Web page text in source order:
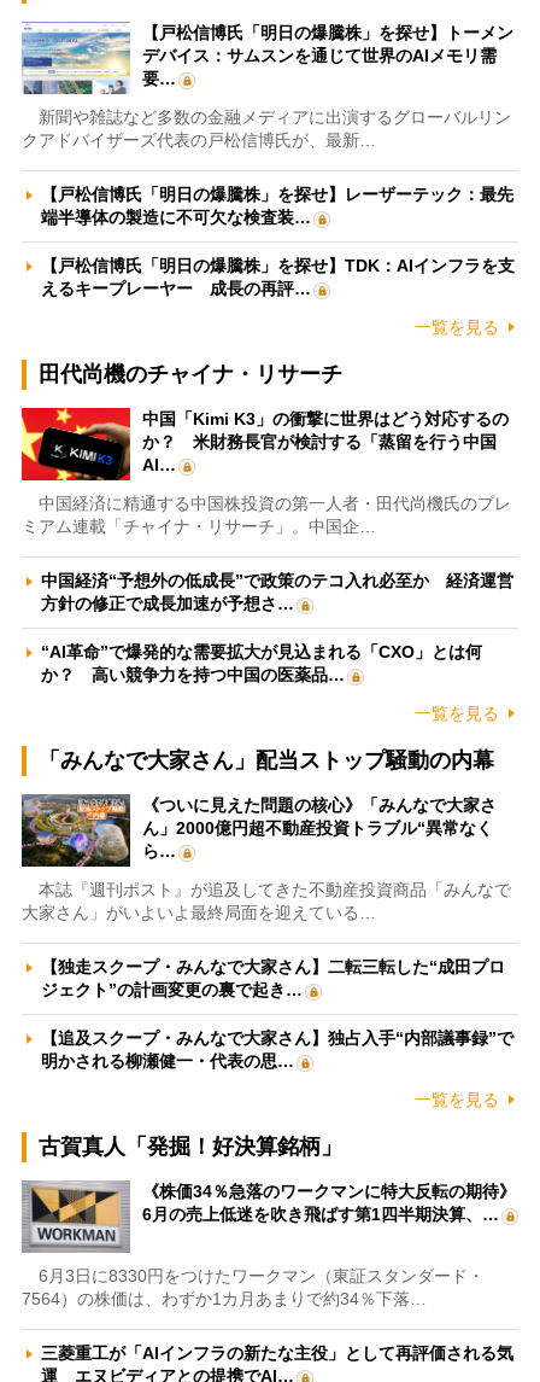
【戸松信博氏「明日の爆騰株」を探せ】トーメン
デバイス：サムスンを通じて世界のAIメモリ需
要…
新聞や雑誌など多数の金融メディアに出演するグローバルリン
クアドバイザーズ代表の戸松信博氏が、最新…
【戸松信博氏「明日の爆騰株」を探せ】レーザーテック：最先
端半導体の製造に不可欠な検査装…
【戸松信博氏「明日の爆騰株」を探せ】TDK：AIインフラを支
えるキープレーヤー 成長の再評…
一覧を見る
田代尚機のチャイナ・リサーチ
中国「Kimi K3」の衝撃に世界はどう対応するの
か？ 米財務長官が検討する「蒸留を行う中国
AI…
中国経済に精通する中国株投資の第一人者・田代尚機氏のプレ
ミアム連載「チャイナ・リサーチ」。中国企…
中国経済“予想外の低成長”で政策のテコ入れ必至か 経済運営
方針の修正で成長加速が予想さ…
“AI革命”で爆発的な需要拡大が見込まれる「CXO」とは何
か？ 高い競争力を持つ中国の医薬品…
一覧を見る
「みんなで大家さん」配当ストップ騒動の内幕
《ついに見えた問題の核心》「みんなで大家さ
ん」2000億円超不動産投資トラブル“異常なく
ら…
本誌『週刊ポスト』が追及してきた不動産投資商品「みんなで
大家さん」がいよいよ最終局面を迎えている…
【独走スクープ・みんなで大家さん】二転三転した“成田プロ
ジェクト”の計画変更の裏で起き…
【追及スクープ・みんなで大家さん】独占入手“内部議事録”で
明かされる柳瀬健一・代表の思…
一覧を見る
古賀真人「発掘！好決算銘柄」
《株価34％急落のワークマンに特大反転の期待》
6月の売上低迷を吹き飛ばす第1四半期決算、…
6月3日に8330円をつけたワークマン（東証スタンダード・
7564）の株価は、わずか1カ月あまりで約34％下落…
三菱重工が「AIインフラの新たな主役」として再評価される気
運 エヌビディアとの提携でAI…